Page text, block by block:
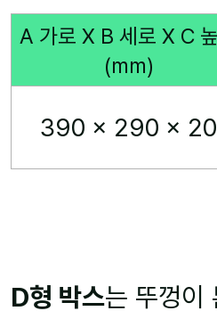
A 가로 X B 세로 X C 높
(mm)
390 x 290 x 20
D형 박스는 뚜껑이